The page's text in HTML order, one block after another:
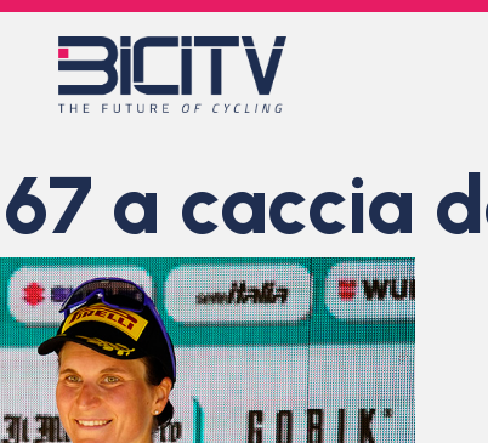
a caccia